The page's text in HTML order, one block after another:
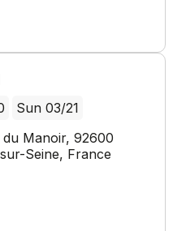
Sun 03/21
Manoir, 92600
Seine, France